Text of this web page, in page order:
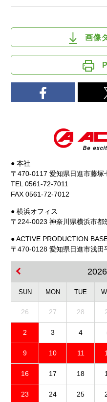
画像
● 本社
〒470-0117 愛知県日進市藤塚
TEL 0561-72-7011
FAX 0561-72-7012
● 横浜オフィス
〒224-0023 神奈川県横浜市都
● ACTIVE PRODUCTION
〒470-0128 愛知県日進市浅田
SUN MON TUE
26 27 28
2 3 4
9 10 11
16 17 18
23 24 25